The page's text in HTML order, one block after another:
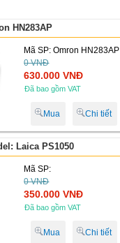
HN283AP
Mã SP: Omron HN283AP
0 VNĐ
630.000 VNĐ
Đã bao gồm VAT
Mua Chi tiết
Laica PS1050
Mã SP:
0 VNĐ
350.000 VNĐ
Đã bao gồm VAT
Mua Chi tiết